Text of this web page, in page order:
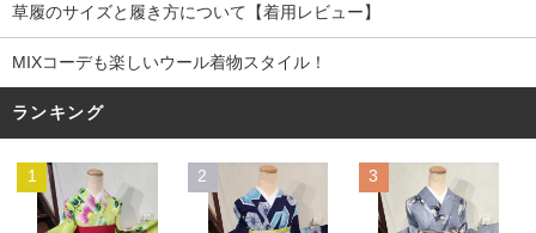
草履のサイズと履き方について【着用レビュー】
MIXコーデも楽しいウール着物スタイル！
ランキング
1 2 3